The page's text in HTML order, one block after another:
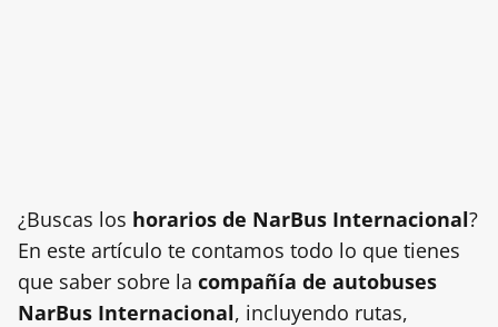
¿Buscas los horarios de NarBus Internacional?
En este artículo te contamos todo lo que tienes
que saber sobre la compañía de autobuses
NarBus Internacional, incluyendo rutas,